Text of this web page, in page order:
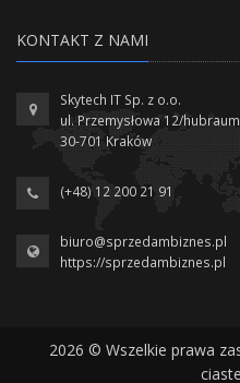
KONTAKT Z NAMI
Skytech IT Sp. z o.o.
ul. Przemysłowa 12/hubraum
30-701 Kraków
(+48) 12 200 21 91
biuro@sprzedambiznes.pl
https://sprzedambiznes.pl
2026 © Wszelkie prawa